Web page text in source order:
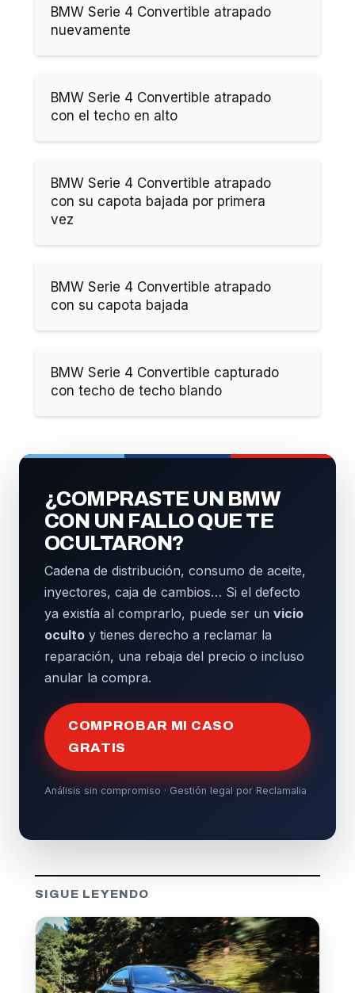
BMW Serie 4 Convertible atrapado
nuevamente
BMW Serie 4 Convertible atrapado
con el techo en alto
BMW Serie 4 Convertible atrapado
con su capota bajada por primera
vez
BMW Serie 4 Convertible atrapado
con su capota bajada
BMW Serie 4 Convertible capturado
con techo de techo blando
¿COMPRASTE UN BMW
CON UN FALLO QUE TE
OCULTARON?
Cadena de distribución, consumo de aceite,
inyectores, caja de cambios… Si el defecto
ya existía al comprarlo, puede ser un vicio
oculto y tienes derecho a reclamar la
reparación, una rebaja del precio o incluso
anular la compra.
COMPROBAR MI CASO
GRATIS
Análisis sin compromiso · Gestión legal por Reclamalia
SIGUE LEYENDO